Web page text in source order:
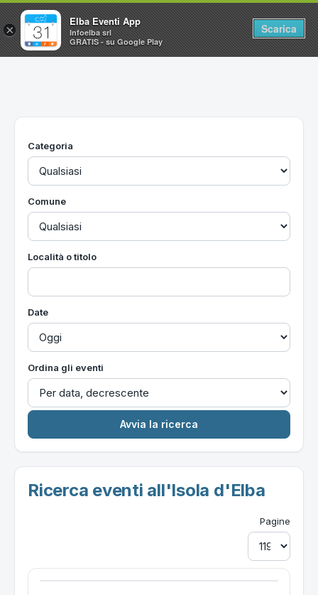
Home
Utilità
Categoria
Comune
Località o titolo
Date
Ordina gli eventi
Ricerca eventi all'Isola d'Elba
Pagine
×
Elba Eventi App
Infoelba srl
GRATIS - su Google Play
Scarica